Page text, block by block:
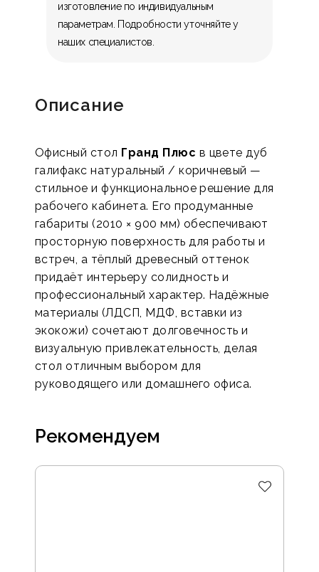
изготовление по индивидуальным
параметрам. Подробности уточняйте у
наших специалистов.
Описание
Офисный стол Гранд Плюс в цвете дуб
галифакс натуральный / коричневый —
стильное и функциональное решение для
рабочего кабинета. Его продуманные
габариты (2010 × 900 мм) обеспечивают
просторную поверхность для работы и
встреч, а тёплый древесный оттенок
придаёт интерьеру солидность и
профессиональный характер. Надёжные
материалы (ЛДСП, МДФ, вставки из
экокожи) сочетают долговечность и
визуальную привлекательность, делая
стол отличным выбором для
руководящего или домашнего офиса.
Рекомендуем